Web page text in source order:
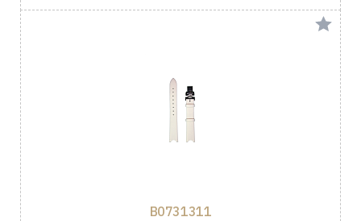
B0731311